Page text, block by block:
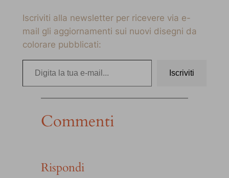
Iscriviti alla newsletter per ricevere via e-
mail gli aggiornamenti sui nuovi disegni da
colorare pubblicati:
Digita la tua e-mail…
Iscriviti
Commenti
Rispondi